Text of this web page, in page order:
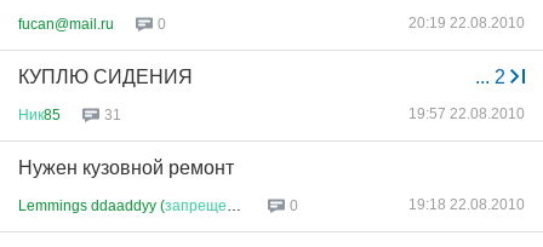
fucan@mail.ru 0 20:19 22.08.2010
... 2
КУПЛЮ СИДЕНИЯ
Ник85 31 19:57 22.08.2010
Нужен кузовной ремонт
Lemmings ddaaddyy (запрещено 0 19:18 22.08.2010